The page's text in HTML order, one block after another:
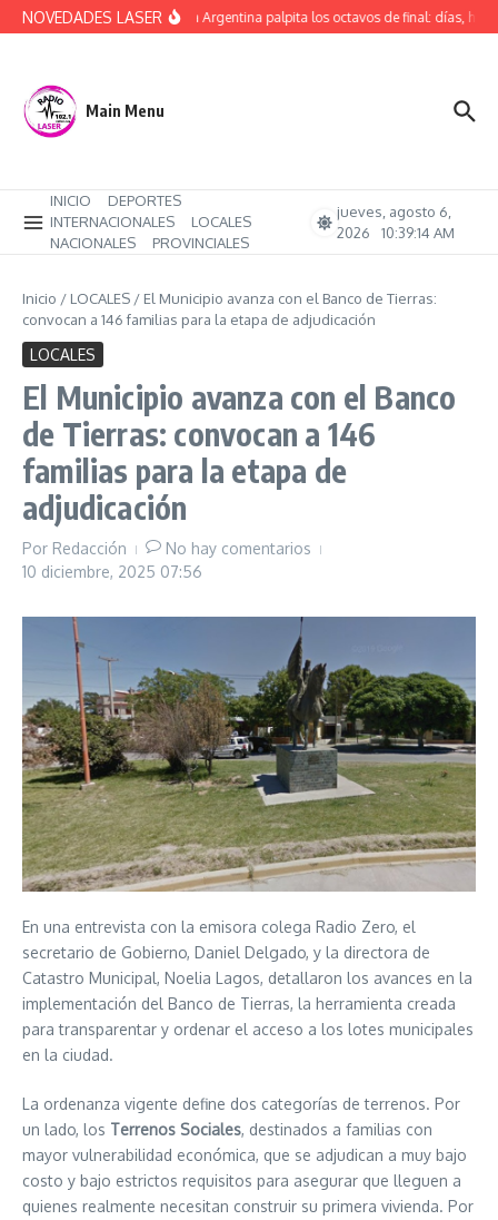
Saltar al contenido
NOVEDADES LASERLa Copa Argentina palpita los octavos de final: días,
Main Menu
INICIO
DEPORTES
INTERNACIONALES
LOCALES
NACIONALES
PROVINCIALES
jueves, agosto 6,
2026
10:39:15 AM
Inicio / LOCALES / El Municipio avanza con el Banco de Tierras:
convocan a 146 familias para la etapa de adjudicación
LOCALES
El Municipio avanza con el Banco
de Tierras: convocan a 146
familias para la etapa de
adjudicación
Por Redacción
No hay comentarios
10 diciembre, 2025 07:56
En una entrevista con la emisora colega Radio Zero, el
secretario de Gobierno, Daniel Delgado, y la directora de
Catastro Municipal, Noelia Lagos, detallaron los avances en la
implementación del Banco de Tierras, la herramienta creada
para transparentar y ordenar el acceso a los lotes municipales
en la ciudad.
La ordenanza vigente define dos categorías de terrenos. Por
un lado, los Terrenos Sociales, destinados a familias con
mayor vulnerabilidad económica, que se adjudican a muy bajo
costo y bajo estrictos requisitos para asegurar que lleguen a
quienes realmente necesitan construir su primera vivienda. Por